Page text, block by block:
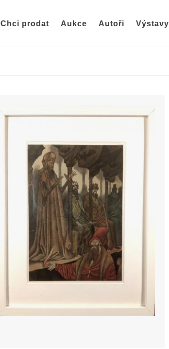
Chci prodat Aukce Autoři Výstavy